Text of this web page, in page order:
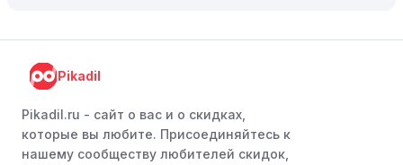
заказе на сумму, превышающую определенную,
поэтому рассмотрите возможность покупки
нескольких товаром в одном заказе.
Следите за социальными сетями:
Пицца в социальных сетях, таких как VK, Facebook или
Instagram. Ритейлеры часто делятся со своими
Pikadil
Pikadil.ru - cайт о вас и о скидках,
которые вы любите. Присоединяйтесь к
нашему сообществу любителей скидок,